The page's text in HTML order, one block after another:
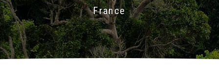
France